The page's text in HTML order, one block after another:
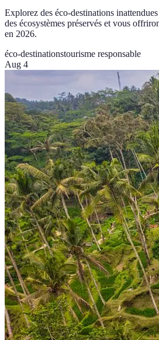
Explorez des éco-destinations
des écosystèmes préservés et vous
en 2026.
éco-destinationstourisme responsable
Aug 4